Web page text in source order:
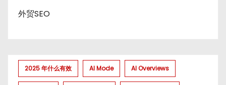
外贸SEO
2025 年什么有效 AI Mode AI Overviews